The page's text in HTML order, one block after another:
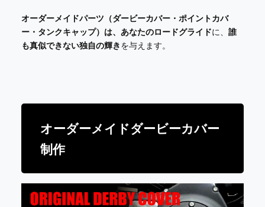
オーダーメイドパーツ（ダービーカバー・ポイントカバ
ー・タンクキャップ） は、あなたのロードグライドに、 誰
も真似できない独自の輝きを与えます。
オーダーメイドダービーカバー
制作